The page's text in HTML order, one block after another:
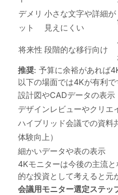
デメリ
ット
小さな文字や詳細が
見えにくい
将来性 段階的な移行向け
推奨: 予算に余裕があれば
以下の場面では4Kが有利で
設計図やCADデータの表示
デザインレビューやクリエ
ハイブリッド会議での資料
体験向上）
細かいデータや表の表示
4Kモニターは今後の主流
的な投資として考えると元
会議用モニター選定ステ